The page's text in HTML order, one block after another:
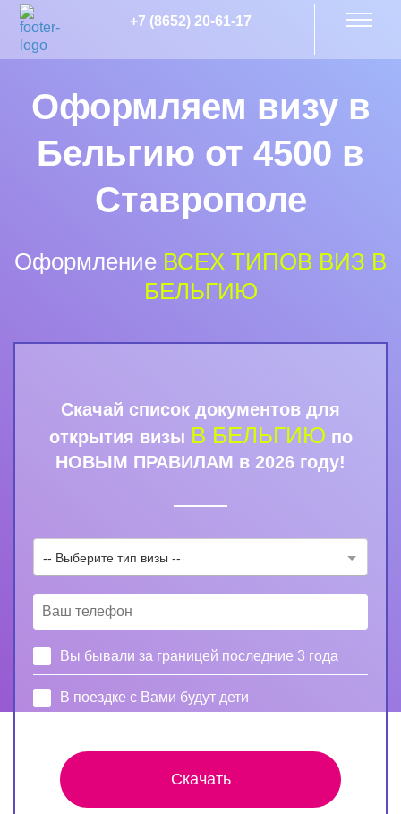
+7 (8652) 20-61-17
Оформляем визу в
Бельгию от 4500 в
Ставрополе
Оформление ВСЕХ ТИПОВ ВИЗ В
БЕЛЬГИЮ
Скачай список документов для
открытия визы В БЕЛЬГИЮ по
НОВЫМ ПРАВИЛАМ в 2026 году!
-- Выберите тип визы --
Вы бывали за границей последние 3 года
В поездке с Вами будут дети
Скачать